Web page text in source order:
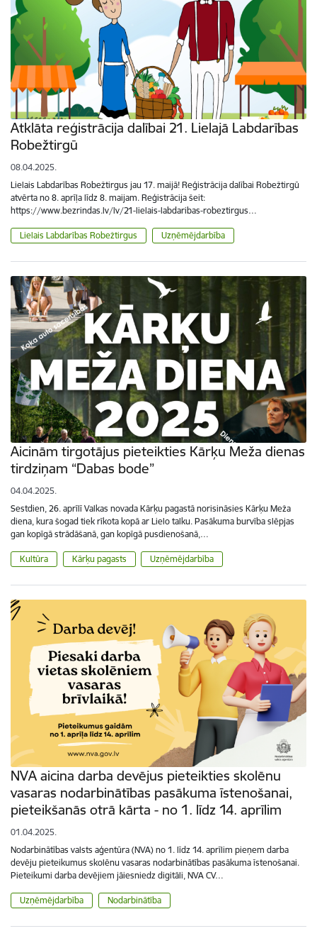
Atklāta reģistrācija dalībai 21. Lielajā Labdarības
Robežtirgū
08.04.2025.
Lielais Labdarības Robežtirgus jau 17. maijā! Reģistrācija dalībai Robežtirgū
atvērta no 8. aprīļa līdz 8. maijam. Reģistrācija šeit:
https://www.bezrindas.lv/lv/21-lielais-labdaribas-robeztirgus…
Lielais Labdarības Robežtirgus Uzņēmējdarbība
Aicinām tirgotājus pieteikties Kārķu Meža dienas
tirdziņam “Dabas bode”
04.04.2025.
Sestdien, 26. aprīlī Valkas novada Kārķu pagastā norisināsies Kārķu Meža
diena, kura šogad tiek rīkota kopā ar Lielo talku. Pasākuma burvība slēpjas
gan kopīgā strādāšanā, gan kopīgā pusdienošanā,…
Kultūra Kārķu pagasts Uzņēmējdarbība
NVA aicina darba devējus pieteikties skolēnu
vasaras nodarbinātības pasākuma īstenošanai,
pieteikšanās otrā kārta - no 1. līdz 14. aprīlim
01.04.2025.
Nodarbinātības valsts aģentūra (NVA) no 1. līdz 14. aprīlim pieņem darba
devēju pieteikumus skolēnu vasaras nodarbinātības pasākuma īstenošanai.
Pieteikumi darba devējiem jāiesniedz digitāli, NVA CV…
Uzņēmējdarbība Nodarbinātība